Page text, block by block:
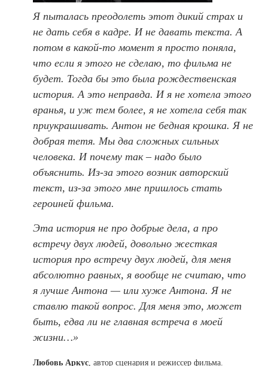
Я пыталась преодолеть этот дикий страх и
не дать себя в кадре. И не давать текста. А
потом в какой-то момент я просто поняла,
что если я этого не сделаю, то фильма не
будет. Тогда бы это была рождественская
история. А это неправда. И я не хотела этого
вранья, и уж тем более, я не хотела себя так
приукрашивать. Антон не бедная крошка. Я не
добрая тетя. Мы два сложных сильных
человека. И почему так – надо было
объяснить. Из-за этого возник авторский
текст, из-за этого мне пришлось стать
героиней фильма.
Эта история не про добрые дела, а про
встречу двух людей, довольно жесткая
история про встречу двух людей, для меня
абсолютно равных, я вообще не считаю, что
я лучше Антона — или хуже Антона. Я не
ставлю такой вопрос. Для меня это, может
быть, едва ли не главная встреча в моей
жизни…»
Любовь Аркус , автор сценария и режиссер фильма.